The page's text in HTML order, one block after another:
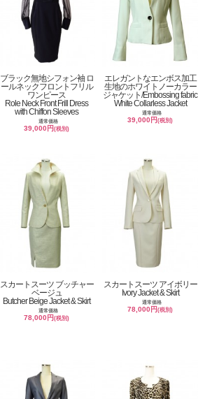
ブラック無地シフォン袖 ロ
ールネックフロントフリル
ワンピース
Role Neck Front Frill Dress
with Chiffon Sleeves
通常価格
39,000円(税別)
エレガントなエンボス加工
生地のホワイトノーカラー
ジャケット/Embossing fabric
White Collarless Jacket
通常価格
39,000円(税別)
スカートスーツ ブッチャー
ベージュ
Butcher Beige Jacket & Skirt
通常価格
78,000円(税別)
スカートスーツ アイボリー
Ivory Jacket & Skirt
通常価格
78,000円(税別)